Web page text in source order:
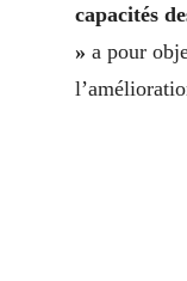
capacités
» a pour